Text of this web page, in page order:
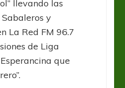
llevando las
y
La Red FM 96.7
de Liga
que